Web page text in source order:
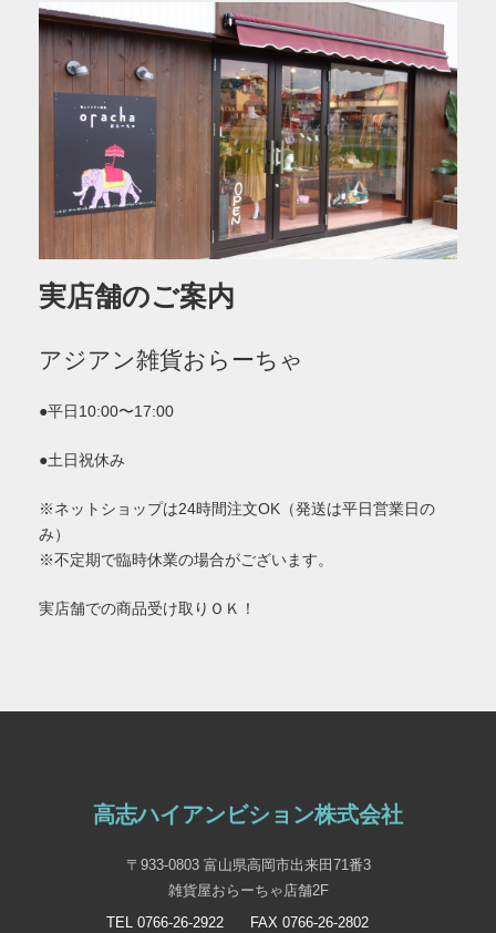
実店舗のご案内
アジアン雑貨おらーちゃ
●平日10:00〜17:00
●土日祝休み
※ネットショップは24時間注文OK（発送は平日営業日の
み）
※不定期で臨時休業の場合がございます。
実店舗での商品受け取りＯＫ！
高志ハイアンビション株式会社
〒933-0803 富山県高岡市出来田71番3
雑貨屋おらーちゃ店舗2F
TEL 0766-26-2922
FAX 0766-26-2802